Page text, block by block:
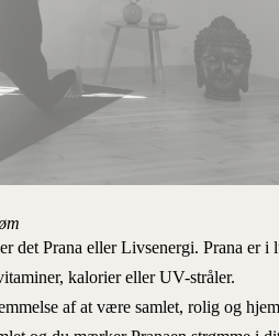
det Prana eller Livsenergi. Prana er i
kalorier eller UV-stråler.
af at være samlet, rolig og